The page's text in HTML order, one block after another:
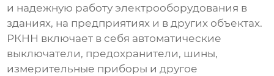
и надежную работу электрооборудования в
зданиях, на предприятиях и в других объектах.
РКНН включает в себя автоматические
выключатели, предохранители, шины,
измерительные приборы и другое